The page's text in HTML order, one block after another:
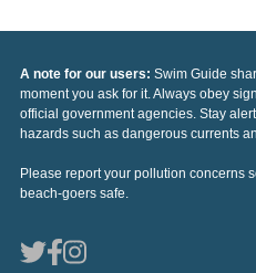
A note for our users: Swim Guide
moment you ask for it. Always obey
official government agencies. Stay
hazards such as dangerous currents
Please report your pollution concerns
beach-goers safe.